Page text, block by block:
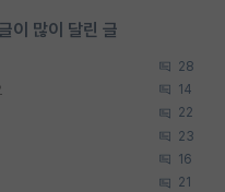
이 많이 달린 글
28
14
22
23
16
21